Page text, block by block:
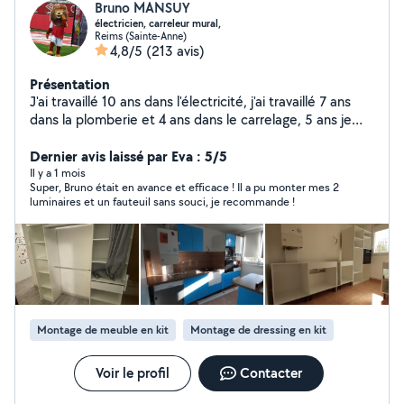
Bruno MANSUY
électricien, carreleur mural,
Reims (Sainte-Anne)
4,8/5 (213 avis)
Présentation
J'ai travaillé 10 ans dans l'électricité, j'ai travaillé 7 ans
dans la plomberie et 4 ans dans le carrelage, 5 ans je
aller allovoisin à bientôt
Dernier avis laissé par Eva : 5/5
Il y a 1 mois
Super, Bruno était en avance et efficace ! Il a pu monter mes 2
luminaires et un fauteuil sans souci, je recommande !
Montage de meuble en kit Montage de dressing en kit
Voir le profil Contacter